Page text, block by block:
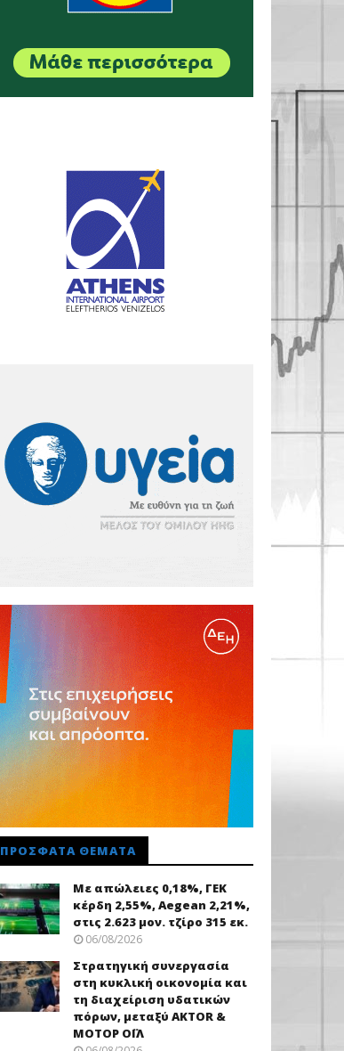
ΠΡΌΣΦΑΤΑ ΘΈΜΑΤΑ
Με απώλειες 0,18%, ΓΕΚ
κέρδη 2,55%, Aegean 2,21%,
στις 2.623 μον. τζίρο 315 εκ.
06/08/2026
Στρατηγική συνεργασία
στη κυκλική οικονομία και
τη διαχείριση υδατικών
πόρων, μεταξύ AKTOR &
ΜΟΤΟΡ ΟΪΛ